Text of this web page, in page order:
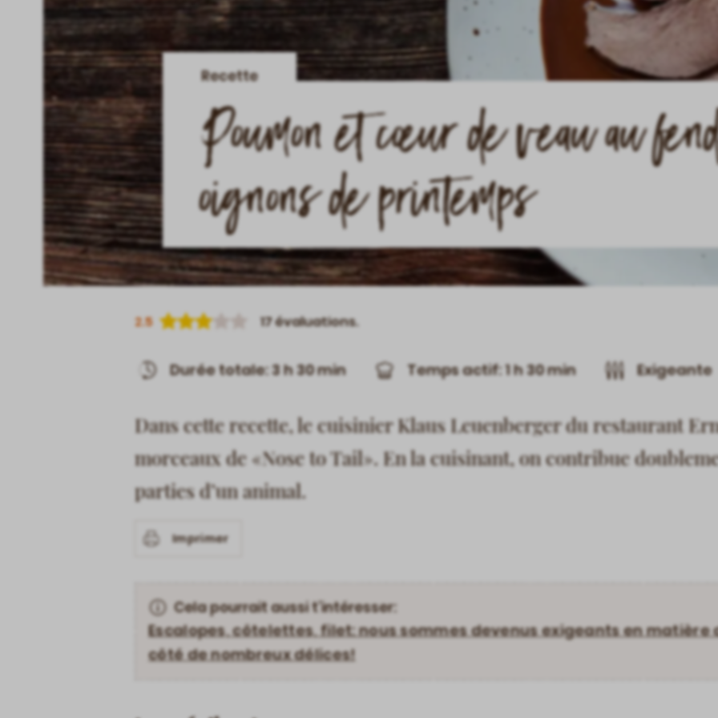
Recette
Poumon et cœur de veau au
oignons de printemps
2.5 17évaluations.
Durée totale: 3 h 30 min Temps actif: 1 h 30 min Exigeante
Dans cette recette, le cuisinier Klaus Leuenberger du restaurant
morceaux de «Nose to Tail». En la cuisinant, on contribue
parties d’un animal.
Imprimer
Cela pourrait aussi t’intéresser:
Escalopes, côtelettes, filet: nous sommes devenus exigeants en matière
côté de nombreux délices!